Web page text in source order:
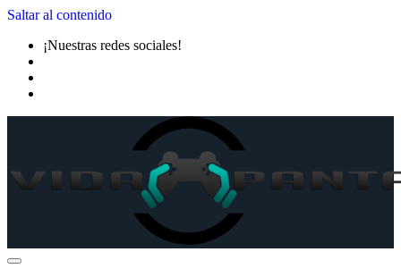
Saltar al contenido
¡Nuestras redes sociales!